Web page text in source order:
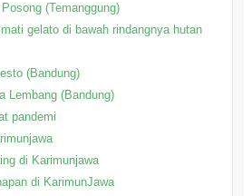
(Temanggung)
gelato di bawah rindangnya hutan
(Bandung)
Lembang (Bandung)
pandemi
di Karimunjawa
di KarimunJawa